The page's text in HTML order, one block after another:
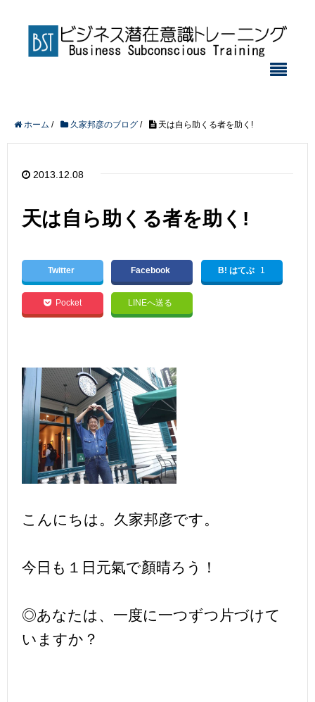
ホーム / 久家邦彦のブログ / 天は自ら助くる者を助く!
2013.12.08
天は自ら助くる者を助く!
Twitter Facebook B! はてぶ 1
Pocket LINEへ送る
こんにちは。久家邦彦です。
今日も１日元氣で顏晴ろう！
◎あなたは、一度に一つずつ片づけて
いますか？